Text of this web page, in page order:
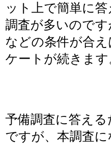
ット上で簡単に
調査が多いので
などの条件が合
ケートが続きます
予備調査に答え
ですが、本調査